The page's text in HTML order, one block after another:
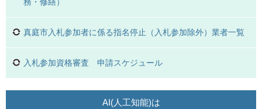
真庭市入札参加者に係る指名停止（入札参加除外）業者一覧
入札参加資格審査 申請スケジュール
AI(人工知能)は